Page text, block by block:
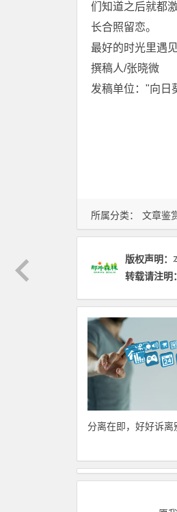
所属分类： 文章鉴
们知道之后就都
长合照留恋。
最好的时光里遇
撰稿人/张晓微
发稿单位："向日
版权声明：
转载请注明：
分离在即，好好诉离